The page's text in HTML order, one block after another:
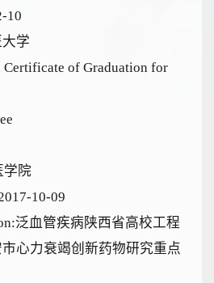
10
学
of Graduation for
学院
10-09
泛血管疾病陕西省高校工程
心力衰竭创新药物研究重点